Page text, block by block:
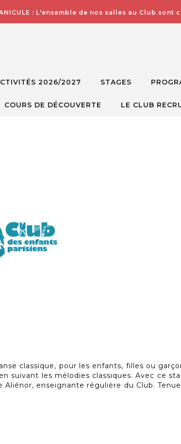
: L'ensemble de nos salles au Club
2026/2027 STAGES
COURS DE DÉCOUVERTE LE CLUB
classique, pour les enfants, filles ou
suivant les mélodies classiques. Avec ce
Aliénor, enseignante régulière du Club.